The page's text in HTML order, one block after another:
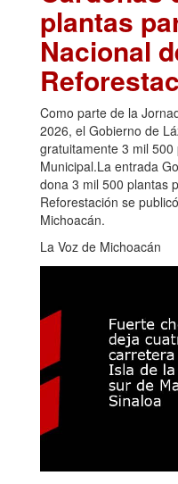
plantas
Nacional
Como parte de la
2026, el Gobierno de
gratuitamente 3 mil
Municipal.La entrada
dona 3 mil 500 plantas
Reforestación se
Michoacán.
La Voz de Michoacán